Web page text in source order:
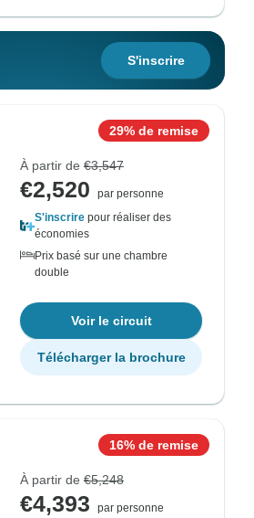
S'inscrire
29% de remise
À partir de €3,547
€2,520
par personne
S'inscrire pour réaliser des
économies
Prix basé sur une chambre
double
Voir le circuit
Télécharger la brochure
16% de remise
À partir de €5,248
€4,393
par personne